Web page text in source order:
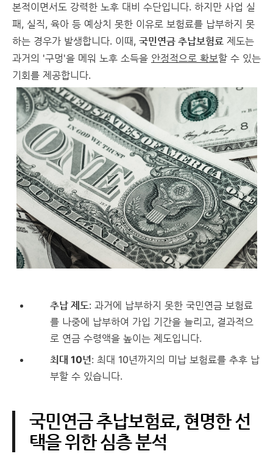
본적이면서도 강력한 노후 대비 수단입니다. 하지만 사업 실
패, 실직, 육아 등 예상치 못한 이유로 보험료를 납부하지 못
하는 경우가 발생합니다. 이때, 국민연금 추납보험료 제도는
과거의 '구멍'을 메워 노후 소득을 안정적으로 확보할 수 있는
기회를 제공합니다.
추납 제도: 과거에 납부하지 못한 국민연금 보험료
를 나중에 납부하여 가입 기간을 늘리고, 결과적으
로 연금 수령액을 높이는 제도입니다.
최대 10년: 최대 10년까지의 미납 보험료를 추후 납
부할 수 있습니다.
국민연금 추납보험료, 현명한 선
택을 위한 심층 분석